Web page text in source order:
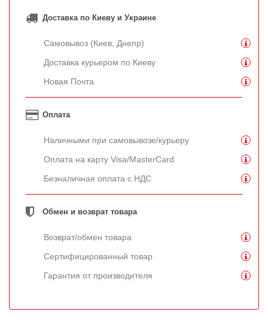
Доставка по Киеву и Украине
Самовывоз (Киев, Днепр)
Доставка курьером по Киеву
Новая Почта
Оплата
Наличными при самовывозе/курьеру
Оплата на карту Visa/MasterCard
Безналичная оплата с НДС
Обмен и возврат товара
Возврат/обмен товара
Сертифицированный товар
Гарантия от производителя